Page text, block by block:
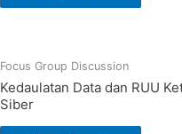
Focus Group Discussion
Kedaulatan Data dan RUU
Siber